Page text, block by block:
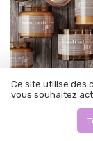
Les secrets de
des bougies de
Ce site utilise des
vous souhaitez